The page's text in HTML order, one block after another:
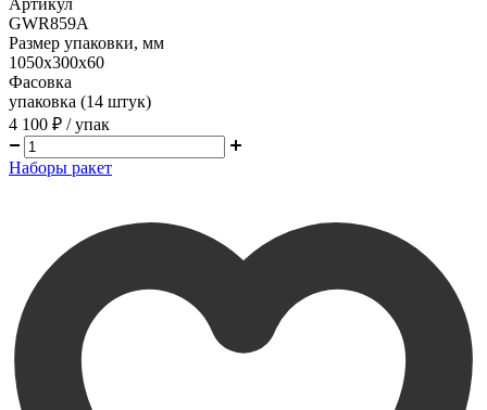
Артикул
GWR859A
Размер упаковки, мм
1050х300х60
Фасовка
упаковка (14 штук)
4 100 ₽ / упак
Наборы ракет